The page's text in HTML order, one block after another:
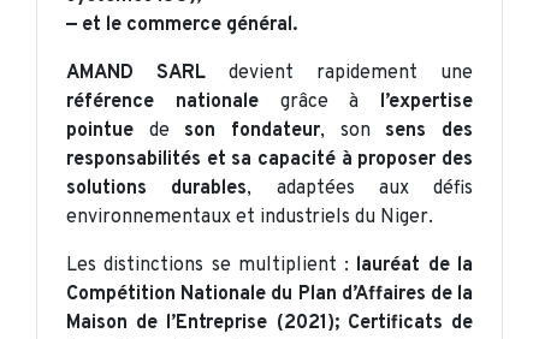
— et le commerce général.
AMAND SARL devient rapidement une
référence nationalegrâce à l’expertise
pointue de son fondateur, son sens des
responsabilités et sa capacité à proposer des
solutions durables, adaptées aux défis
environnementaux et industriels du Niger.
Les distinctions se multiplient : lauréat de la
Compétition Nationale du Plan d’Affaires de la
Maison de l’Entreprise (2021); Certificats de